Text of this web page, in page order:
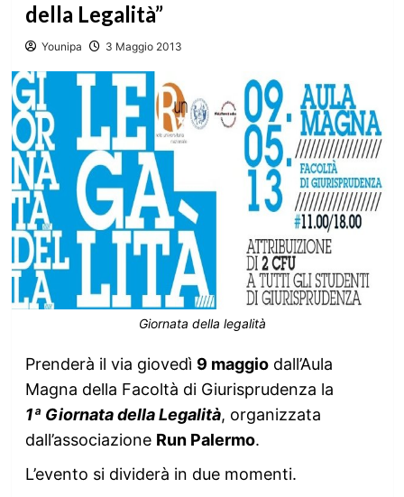
della Legalità”
Younipa 3 Maggio 2013
Giornata della legalità
Prenderà il via giovedì 9 maggiodall’Aula
Magna della Facoltà di Giurisprudenza la
1ª Giornata della Legalità, organizzata
dall’associazione Run Palermo.
L’evento si dividerà in due momenti.